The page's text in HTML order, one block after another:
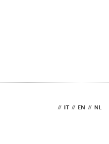
// // EN // NL